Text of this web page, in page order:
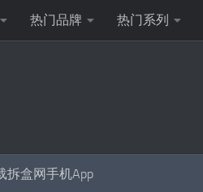
热门品牌 热门系列
拆盒网手机App